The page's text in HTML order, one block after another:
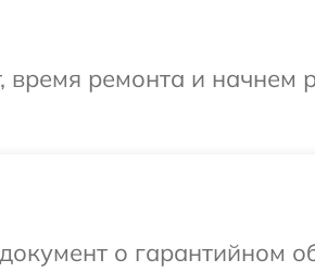
время ремонта и начнем
о гарантийном